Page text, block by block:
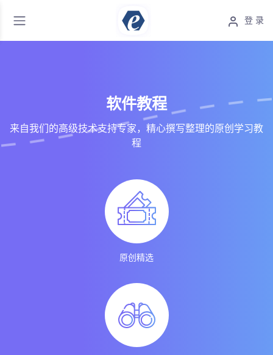
登 录
软件教程
来自我们的高级技术支持专家，精心撰写整理的原创学习教
程
原创精选